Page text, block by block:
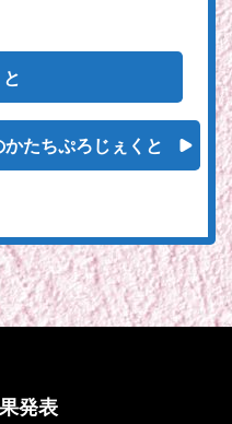
かたちぷろじぇくと
発表